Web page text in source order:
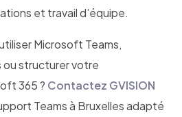
et travail d’équipe.
Microsoft Teams,
ou structurer votre
365 ? Contactez GVISION
Teams à Bruxelles adapté